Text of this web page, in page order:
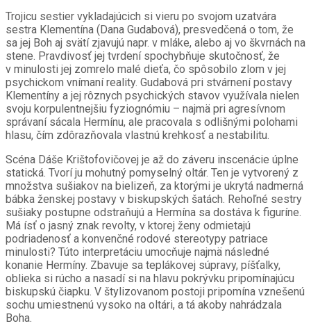
Trojicu sestier vykladajúcich si vieru po svojom uzatvára
sestra Klementína (Dana Gudabová), presvedčená o tom, že
sa jej Boh aj svätí zjavujú napr. v mláke, alebo aj vo škvrnách na
stene. Pravdivosť jej tvrdení spochybňuje skutočnosť, že
v minulosti jej zomrelo malé dieťa, čo spôsobilo zlom v jej
psychickom vnímaní reality. Gudabová pri stvárnení postavy
Klementíny a jej rôznych psychických stavov využívala nielen
svoju korpulentnejšiu fyziognómiu – najmä pri agresívnom
správaní sácala Hermínu, ale pracovala s odlišnými polohami
hlasu, čím zdôrazňovala vlastnú krehkosť a nestabilitu.
Scéna Dáše Krištofovičovej je až do záveru inscenácie úplne
statická. Tvorí ju mohutný pomyselný oltár. Ten je vytvorený z
množstva sušiakov na bielizeň, za ktorými je ukrytá nadmerná
bábka ženskej postavy v biskupských šatách. Rehoľné sestry
sušiaky postupne odstraňujú a Hermína sa dostáva k figuríne.
Má ísť o jasný znak revolty, v ktorej ženy odmietajú
podriadenosť a konvenčné rodové stereotypy patriace
minulosti? Túto interpretáciu umocňuje najmä následné
konanie Hermíny. Zbavuje sa teplákovej súpravy, píšťalky,
oblieka si rúcho a nasadí si na hlavu pokrývku pripomínajúcu
biskupskú čiapku. V štylizovanom postoji pripomína vznešenú
sochu umiestnenú vysoko na oltári, a tá akoby nahrádzala
Boha.